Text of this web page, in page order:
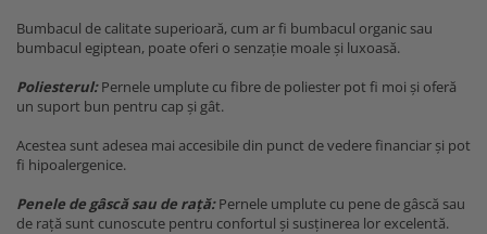
Bumbacul de calitate superioară, cum ar fi bumbacul organic sau
bumbacul egiptean, poate oferi o senzație moale și luxoasă.
Poliesterul:Pernele umplute cu fibre de poliester pot fi moi și oferă
un suport bun pentru cap și gât.
Acestea sunt adesea mai accesibile din punct de vedere financiar și pot
fi hipoalergenice.
Penele de gâscă sau de rață:Pernele umplute cu pene de gâscă sau
de rață sunt cunoscute pentru confortul și susținerea lor excelentă.